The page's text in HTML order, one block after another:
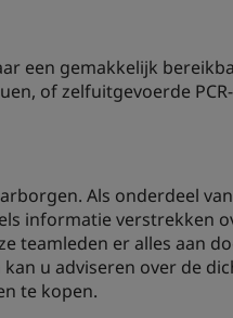
een gemakkelijk
of zelfuitgevoerde
Als onderdeel
informatie verstrekken
teamleden er alles aan
u adviseren over de
te kopen.